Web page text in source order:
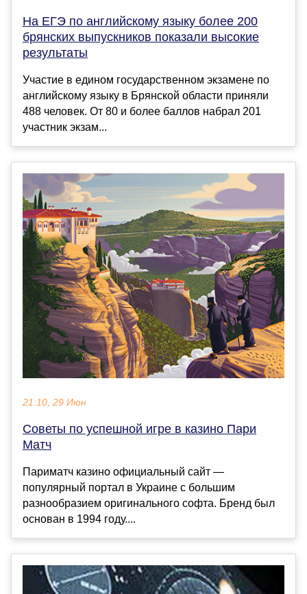
На ЕГЭ по английскому языку более 200
брянских выпускников показали высокие
результаты
Участие в едином государственном экзамене по
английскому языку в Брянской области приняли
488 человек. От 80 и более баллов набрал 201
участник экзам...
21:10, 29 Июн
Советы по успешной игре в казино Пари
Матч
Париматч казино официальный сайт —
популярный портал в Украине с большим
разнообразием оригинального софта. Бренд был
основан в 1994 году....